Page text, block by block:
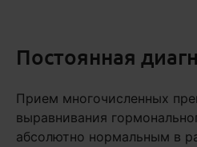
Постоянная
Прием многочисленных
выравнивания
абсолютно нормальным в